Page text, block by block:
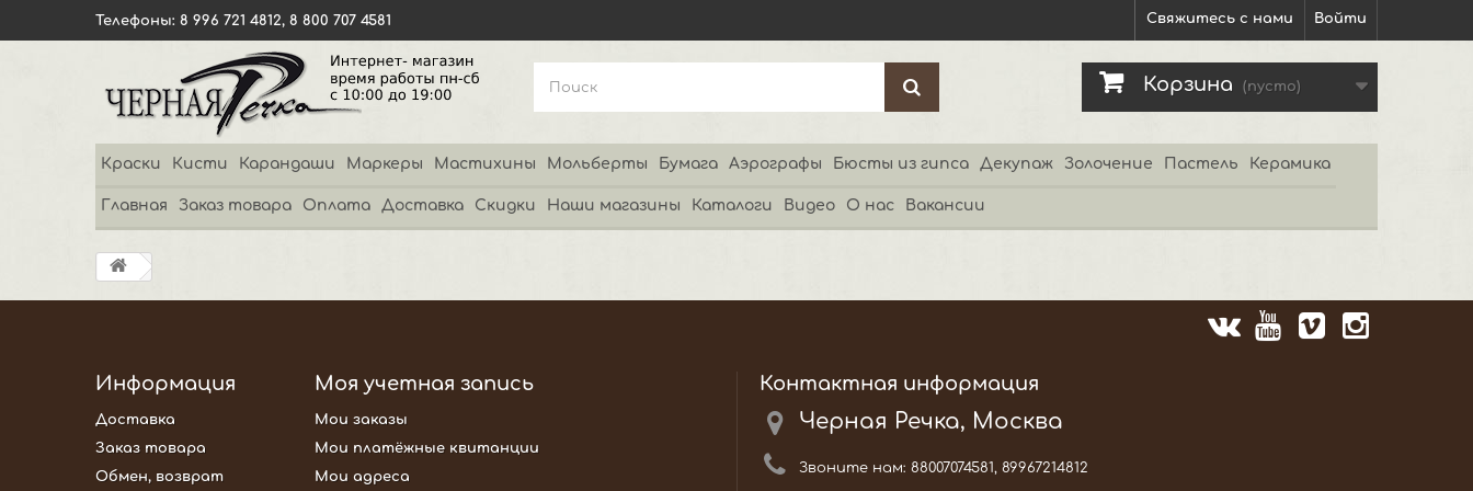
Войти
Свяжитесь с нами
Телефоны: 8 996 721 4812, 8 800 707 4581
Корзина (пусто)
Краски Кисти Карандаши Маркеры Мастихины Мольберты Бумага Аэрографы Бюсты из гипса Декупаж Золочение Пастель Керамика
Главная Заказ товара Оплата Доставка Скидки Наши магазины Каталоги Видео О нас Вакансии
Информация
Доставка
Заказ товара
Обмен, возврат
Моя учетная запись
Мои заказы
Мои платёжные квитанции
Мои адреса
Контактная информация
Черная Речка, Москва
Звоните нам: 88007074581, 89967214812